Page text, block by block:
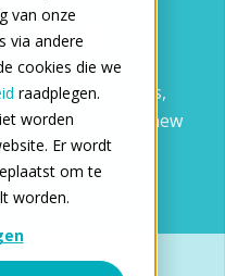
van onze
via andere
cookies die we
raadplegen.
worden
Er wordt
om te
worden.
hardware updates,
when we launch new